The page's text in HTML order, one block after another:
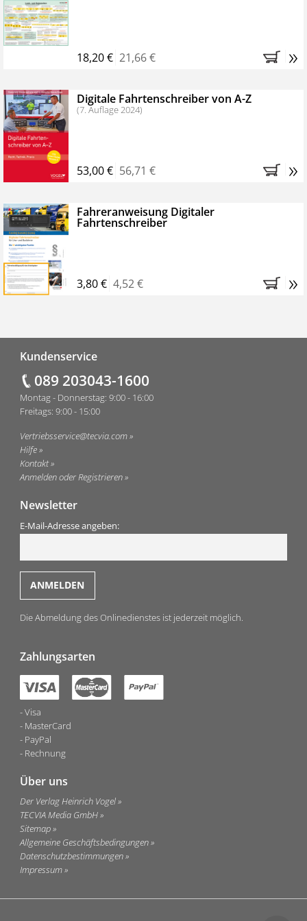
Bestellen Sie jetzt das VerkehrsRundschau Profipaket im
Kennenlern-Abo für zwei Monate (inkl. der derzeitig
Monaten brauchen Sie nichts weiter tun, das
Abonnement endet automatisch, es entstehen keine
weiteren Verpflichtungen.
18,20 € 21,66 € »
Digitale Fahrtenschreiber von A-Z
(7. Auflage 2024)
53,00 € 56,71 € »
Fahreranweisung Digitaler
Fahrtenschreiber
3,80 € 4,52 € »
Kundenservice
089 203043-1600
Montag - Donnerstag: 9:00 - 16:00
Freitags: 9:00 - 15:00
Vertriebsservice@tecvia.com
Hilfe
Kontakt
Anmelden oder Registrieren
Newsletter
E-Mail-Adresse angeben:
Die Abmeldung des Onlinedienstes ist jederzeit möglich.
Zahlungsarten
Visa
MasterCard
PayPal
Rechnung
Über uns
Der Verlag Heinrich Vogel
TECVIA Media GmbH
Sitemap
Allgemeine Geschäftsbedingungen
Datenschutzbestimmungen
Impressum